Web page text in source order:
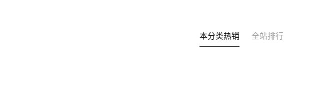
本分类热销 全站排行